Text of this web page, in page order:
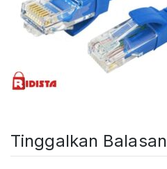
Tinggalkan Balasan